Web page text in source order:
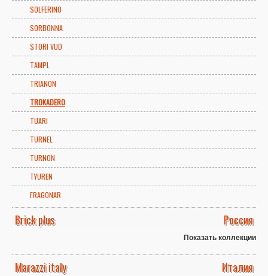
SOLFERINO
SORBONNA
STORI VUD
TAMPL
TRIANON
TROKADERO
TUARI
TURNEL
TURNON
TYUREN
FRAGONAR
Brick plus Россия
Показать коллекции
Marazzi italy Италия